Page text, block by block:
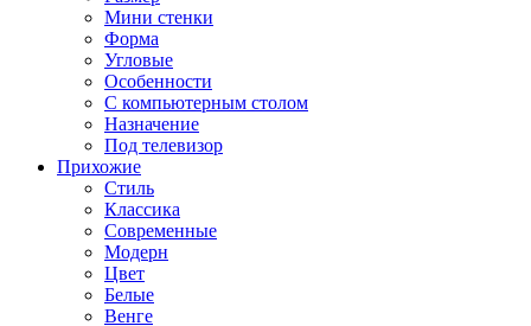
Мини стенки
Форма
Угловые
Особенности
С компьютерным столом
Назначение
Под телевизор
Прихожие
Стиль
Классика
Современные
Модерн
Цвет
Белые
Венге